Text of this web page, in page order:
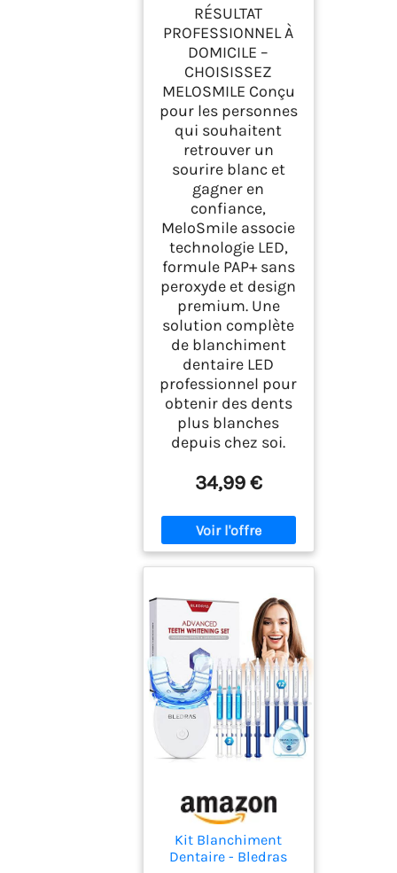
RÉSULTAT
PROFESSIONNEL À
DOMICILE –
CHOISISSEZ
MELOSMILE Conçu
pour les personnes
qui souhaitent
retrouver un
sourire blanc et
gagner en
confiance,
MeloSmile associe
technologie LED,
formule PAP+ sans
peroxyde et design
premium. Une
solution complète
de blanchiment
dentaire LED
professionnel pour
obtenir des dents
plus blanches
depuis chez soi.
34,99 €
Kit Blanchiment
Dentaire - Bledras